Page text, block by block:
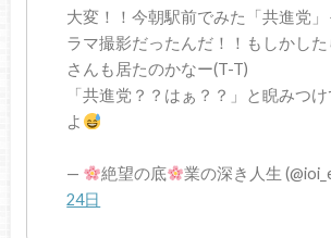
大変！！今朝駅前でみた「共進党」
ラマ撮影だったんだ！！もしかし
さんも居たのかなー(T-T)
「共進党？？はぁ？？」と睨みつ
よ
— 絶望の底 業の深き人生
24日